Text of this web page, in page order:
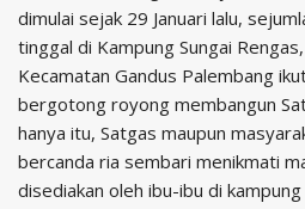
dimulai sejak 29 Januari lalu,
tinggal di Kampung Sungai
Kecamatan Gandus Palembang
bergotong royong membangun
hanya itu, Satgas maupun
bercanda ria sembari menikmati
disediakan oleh ibu-ibu di